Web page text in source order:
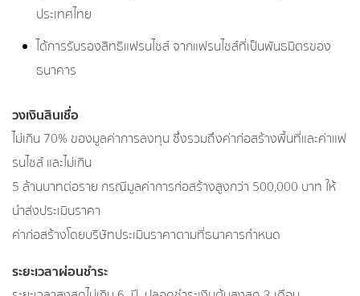
ประเทศไทย
ได้การรับรองสิทธิแฟรนไชส์ จากแฟรนไชส์ที่เป็นพันธมิตรของ
ธนาคาร
วงเงินสินเชื่อ
ไม่เกิน 70% ของมูลค่าการลงทุน ซึ่งรวมถึงค่าก่อสร้างพื้นที่และค่าแฟ
รนไชส์ และไม่เกิน
5 ล้านบาทต่อราย กรณีมูลค่าการก่อสร้างสูงกว่า 500,000 บาท ให้
นำส่งประเมินราคา
ค่าก่อสร้างโดยบริษัทประเมินราคาตามที่ธนาคารกำหนด
ระยะเวลาผ่อนชำระ